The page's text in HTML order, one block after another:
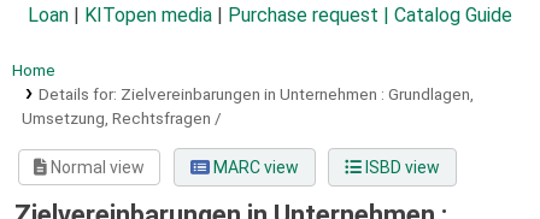
Loan
KITopen media Purchase request | Catalog Guide
Home
Details for: Zielvereinbarungen in Unternehmen : Grundlagen,
Umsetzung, Rechtsfragen /
Normal view MARC view ISBD view